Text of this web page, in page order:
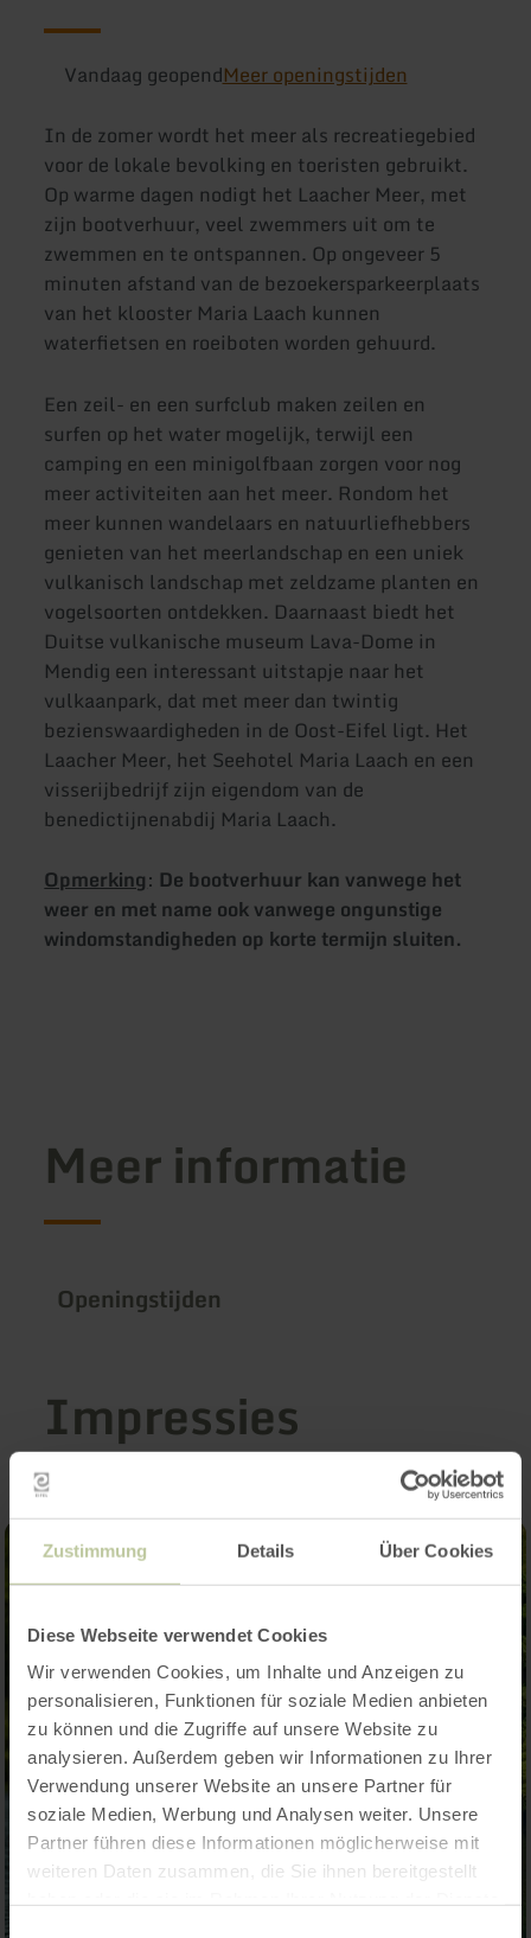
Zustimmung Details Über Cookies
Diese Webseite verwendet Cookies
Wir verwenden Cookies, um Inhalte und Anzeigen zu
personalisieren, Funktionen für soziale Medien anbieten
zu können und die Zugriffe auf unsere Website zu
analysieren. Außerdem geben wir Informationen zu Ihrer
Verwendung unserer Website an unsere Partner für
soziale Medien, Werbung und Analysen weiter. Unsere
Partner führen diese Informationen möglicherweise mit
weiteren Daten zusammen, die Sie ihnen bereitgestellt
Vandaag geopendMeer openingstijden
In de zomer wordt het meer als recreatiegebied
voor de lokale bevolking en toeristen gebruikt.
Op warme dagen nodigt het Laacher Meer, met
zijn bootverhuur, veel zwemmers uit om te
zwemmen en te ontspannen. Op ongeveer 5
minuten afstand van de bezoekersparkeerplaats
van het klooster Maria Laach kunnen
waterfietsen en roeiboten worden gehuurd.
Een zeil- en een surfclub maken zeilen en
surfen op het water mogelijk, terwijl een
camping en een minigolfbaan zorgen voor nog
meer activiteiten aan het meer. Rondom het
meer kunnen wandelaars en natuurliefhebbers
genieten van het meerlandschap en een uniek
vulkanisch landschap met zeldzame planten en
vogelsoorten ontdekken. Daarnaast biedt het
Duitse vulkanische museum Lava-Dome in
Mendig een interessant uitstapje naar het
vulkaanpark, dat met meer dan twintig
bezienswaardigheden in de Oost-Eifel ligt. Het
Laacher Meer, het Seehotel Maria Laach en een
visserijbedrijf zijn eigendom van de
benedictijnenabdij Maria Laach.
Opmerking: De bootverhuur kan vanwege het
weer en met name ook vanwege ongunstige
windomstandigheden op korte termijn sluiten.
Meer informatie
Openingstijden
Impressies